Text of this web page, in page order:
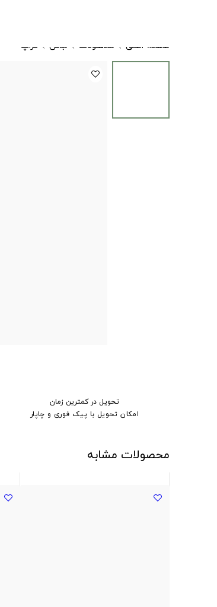
صفحه اصلی
محصولات لباس کراپ
تحویل در کمترین زمان
امکان تحویل با پیک فوری و چاپار
محصولات مشابه